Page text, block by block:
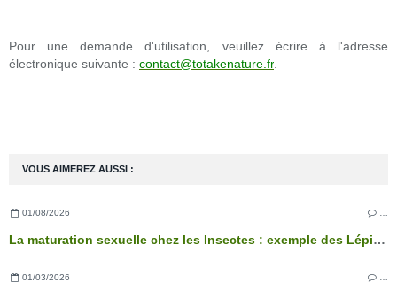
VOUS AIMEREZ AUSSI :
01/08/2026
La maturation sexuelle chez les Insectes : exemple des Lépidoptères
01/03/2026 …
Pour une demande d'utilisation, veuillez écrire à l'adresse
électronique suivante : contact@totakenature.fr